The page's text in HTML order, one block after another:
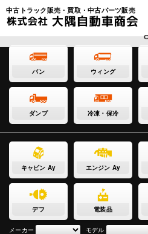
中古トラック販売・買取・中古パーツ販売
バン ウィング
ダンプ 冷凍・保冷
キャビン Ay エンジン Ay
デフ 電装品
メーカー
モデル